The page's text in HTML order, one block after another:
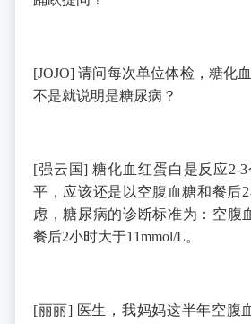
[JOJO]请问每次单位体检，糖化
不是就说明是糖尿病？
[强云国]糖化血红蛋白是反应2-3
平，应该还是以空腹血糖和餐后2
虑，糖尿病的诊断标准为：空腹
餐后2小时大于11mmol/L。
[丽丽] 医生，我妈妈这半年空腹